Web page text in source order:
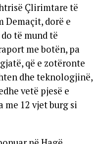
Çlirimtare të
Demaçit, dorë e
të mund të
me botën, pa
që e zotëronte
dhe teknologjinë,
vetë pjesë e
me 12 vjet burg si